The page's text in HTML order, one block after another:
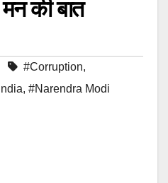
की बात
#Corruption,
, #Narendra Modi